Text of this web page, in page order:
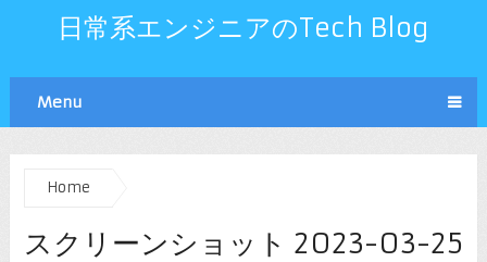
日常系エンジニアのTech Blog
Menu
Home
スクリーンショット 2023-03-25